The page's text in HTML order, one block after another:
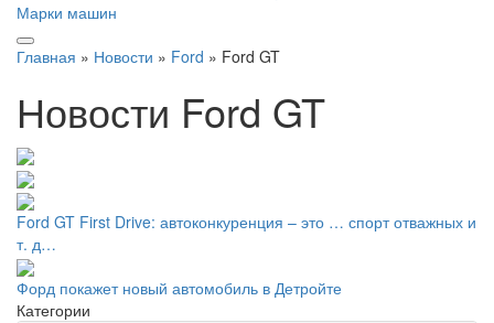
Марки машин
Главная » Новости » Ford » Ford GT
Новости Ford GT
Ford GT First Drive: автоконкуренция – это … спорт отважных и
т. д…
Форд покажет новый автомобиль в Детройте
Категории